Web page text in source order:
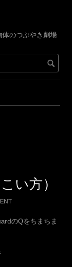
のつぶやき劇場
い方）
のQをちまちま